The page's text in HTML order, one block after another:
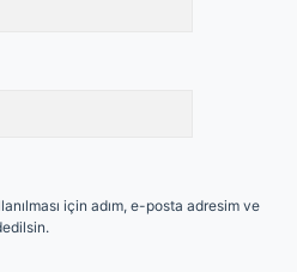
için adım, e-posta adresim ve